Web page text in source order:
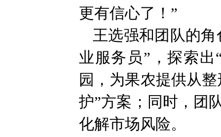
更有信心了！”
王选强和团队的
业服务员”，探索
园，为果农提供从
护”方案；同时，团
化解市场风险。